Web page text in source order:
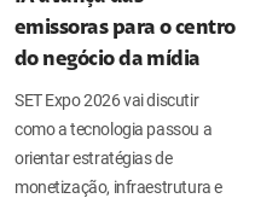
emissoras para o centro
do negócio da mídia
SET Expo 2026 vai discutir
como a tecnologia passou a
orientar estratégias de
monetização, infraestrutura e